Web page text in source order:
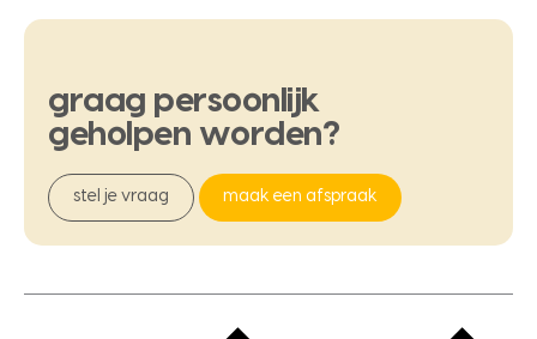
graag persoonlijk
geholpen worden?
stel je vraag maak een afspraak